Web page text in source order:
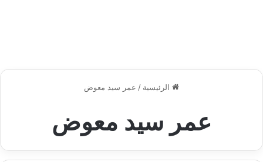
الرئيسية / عمر سيد معوض
عمر سيد معوض